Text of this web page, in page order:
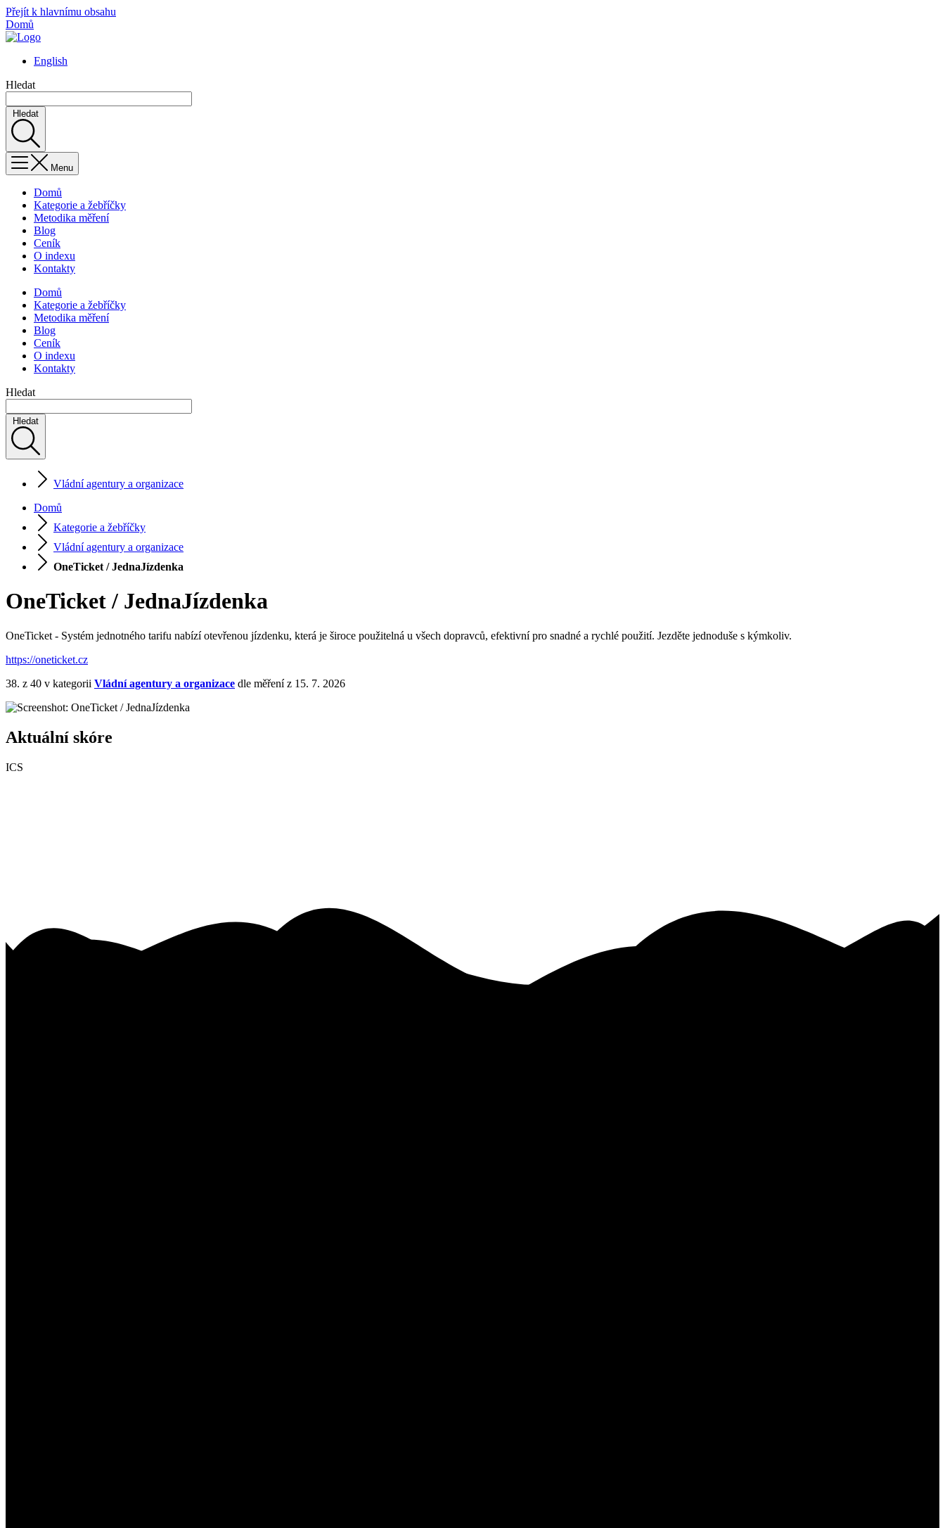
Přejít k hlavnímu obsahu
Domů
English
Hledat
Hledat
Menu
Domů
Kategorie a žebříčky
Metodika měření
Blog
Ceník
O indexu
Kontakty
Domů
Kategorie a žebříčky
Metodika měření
Blog
Ceník
O indexu
Kontakty
Hledat
Hledat
Vládní agentury a organizace
Domů
Kategorie a žebříčky
Vládní agentury a organizace
OneTicket / JednaJízdenka
OneTicket / JednaJízdenka
OneTicket - Systém jednotného tarifu nabízí otevřenou jízdenku, která je široce použitelná u všech dopravců, efektivní pro snadné a rychlé použití. Jezděte jednoduše s kýmkoliv.
https://oneticket.cz
38. z 40 v kategorii Vládní agentury a organizace dle měření z 15. 7. 2026
Aktuální skóre
ICS